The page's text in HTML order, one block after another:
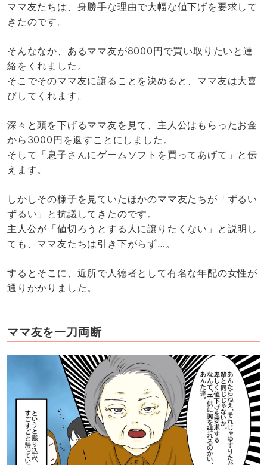
ママ友たちは、身勝手な理由で大幅な値下げを要求して
きたのです。
そんななか、あるママ友が8000円で買い取りたいと連
絡をくれました。
そこでそのママ友に譲ることを決めると、ママ友は大喜
びしてくれます。
深々と頭を下げるママ友を見て、主人公はもらったお金
から3000円を返すことにしました。
そして「息子さんにゲームソフトを買ってあげて」と伝
えます。
しかしその様子を見ていたほかのママ友たちが「ずるい
ずるい」と抗議してきたのです。
主人公が「値切ろうとする人に譲りたくない」と説明し
ても、ママ友たちは引き下がらず…。
するとそこに、近所で人徳者として有名な年配の女性が
通りかかりました。
ママ友を一刀両断